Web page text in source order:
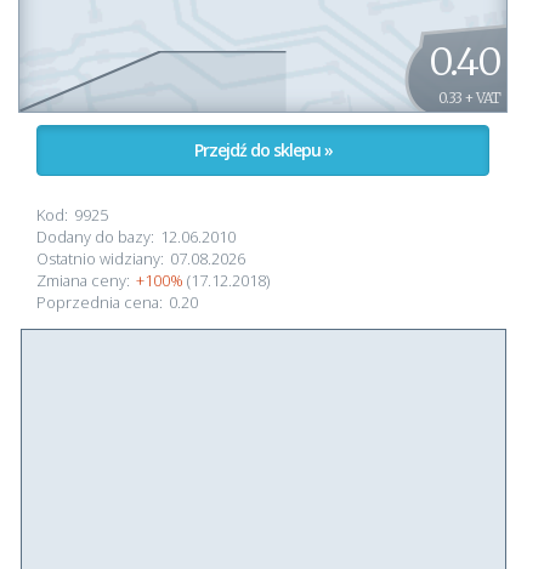
0.40
0.33 + VAT
Przejdź do sklepu »
Kod: 9925
Dodany do bazy: 12.06.2010
Ostatnio widziany: 07.08.2026
Zmiana ceny: +100% (17.12.2018)
Poprzednia cena: 0.20